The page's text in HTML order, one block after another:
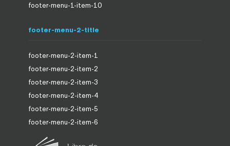
footer-menu-1-item-10
footer-menu-2-title
footer-menu-2-item-1
footer-menu-2-item-2
footer-menu-2-item-3
footer-menu-2-item-4
footer-menu-2-item-5
footer-menu-2-item-6